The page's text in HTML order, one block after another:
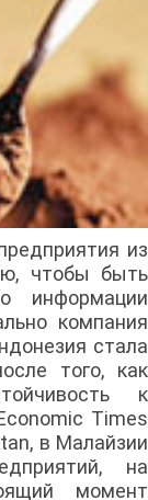
из
чтобы быть
информации
компания
стала
того, как
к
Times
в Малайзии
на
момент